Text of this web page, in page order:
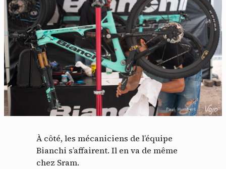
À côté, les mécaniciens de l’équipe
Bianchi s’affairent. Il en va de même
chez Sram.